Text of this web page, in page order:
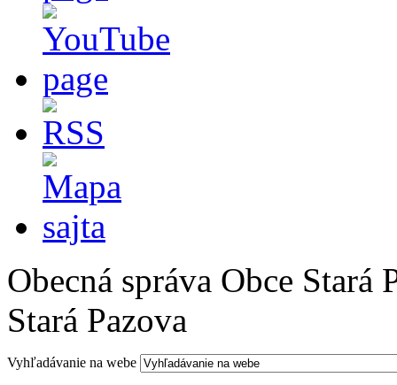
Obecná správa Obce Stará
Stará Pazova
Vyhľadávanie na webe